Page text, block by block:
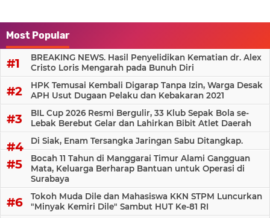
Most Popular
BREAKING NEWS. Hasil Penyelidikan Kematian dr. Alex
Cristo Loris Mengarah pada Bunuh Diri
HPK Temusai Kembali Digarap Tanpa Izin, Warga Desak
APH Usut Dugaan Pelaku dan Kebakaran 2021
BIL Cup 2026 Resmi Bergulir, 33 Klub Sepak Bola se-
Lebak Berebut Gelar dan Lahirkan Bibit Atlet Daerah
Di Siak, Enam Tersangka Jaringan Sabu Ditangkap.
Bocah 11 Tahun di Manggarai Timur Alami Gangguan
Mata, Keluarga Berharap Bantuan untuk Operasi di
Surabaya
Tokoh Muda Dile dan Mahasiswa KKN STPM Luncurkan
"Minyak Kemiri Dile" Sambut HUT Ke-81 RI